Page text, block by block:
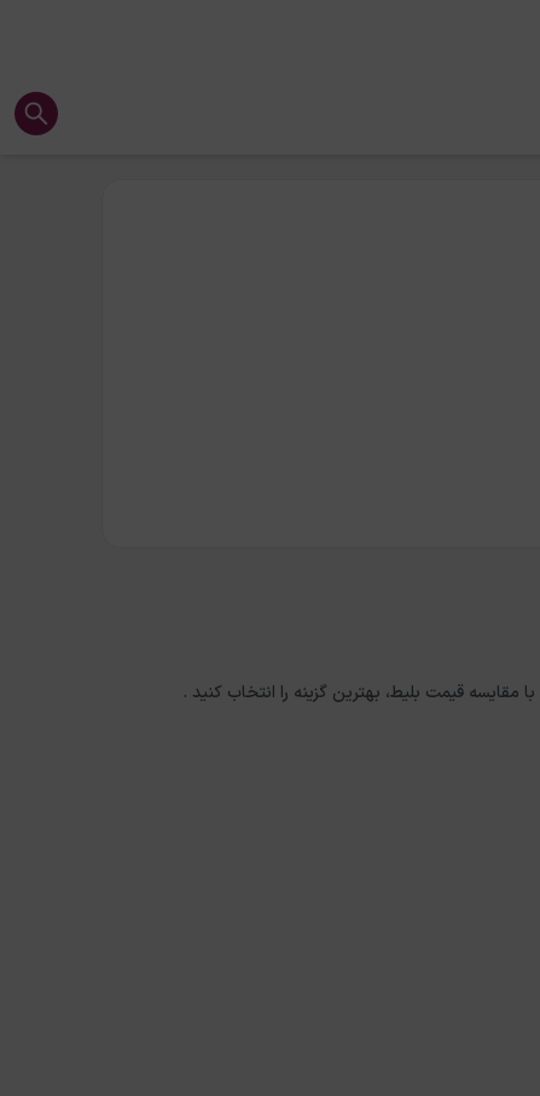
با مقایسه قیمت بلیط، بهترین گزینه را انتخاب کنید .